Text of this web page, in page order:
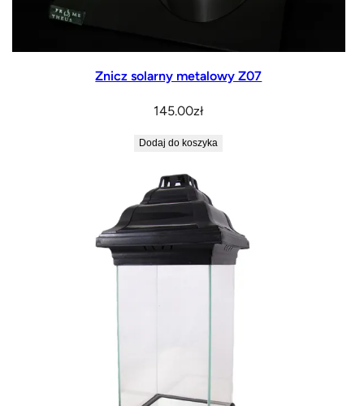
Znicz solarny metalowy Z07
145.00zł
Dodaj do koszyka